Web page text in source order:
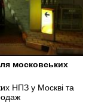
московських
НПЗ у Москві та